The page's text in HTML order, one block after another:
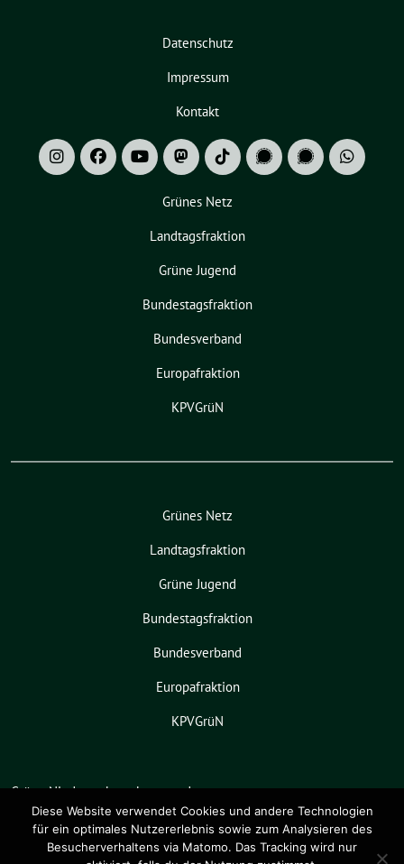
Datenschutz
Impressum
Kontakt
Grünes Netz
Landtagsfraktion
Grüne Jugend
Bundestagsfraktion
Bundesverband
Europafraktion
KPVGrüN
Grünes Netz
Landtagsfraktion
Grüne Jugend
Bundestagsfraktion
Bundesverband
Europafraktion
KPVGrüN
Grüne Niedersachsen benutzt das
freie grüne Themesunflower ‐ ein
Angebot derverdigado eG.
Diese Website verwendet Cookies und andere Technologien
für ein optimales Nutzererlebnis sowie zum Analysieren des
Besucherverhaltens via Matomo. Das Tracking wird nur